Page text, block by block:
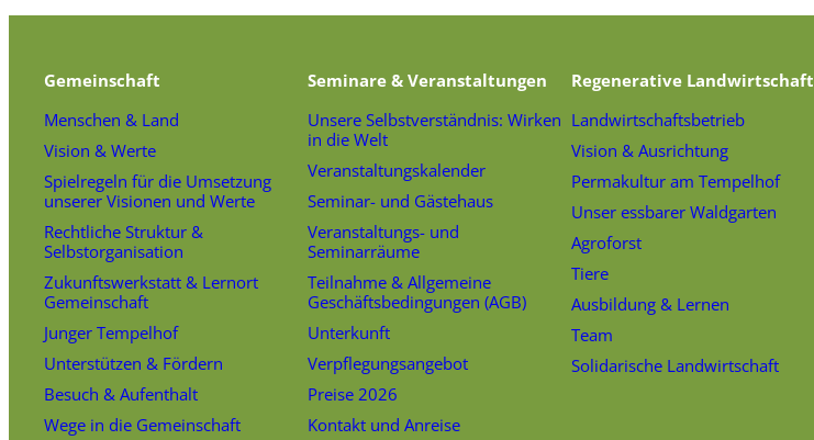
Gemeinschaft
Menschen & Land
Vision & Werte
Spielregeln für die Umsetzung
unserer Visionen und Werte
Rechtliche Struktur &
Selbstorganisation
Zukunftswerkstatt & Lernort
Gemeinschaft
Junger Tempelhof
Unterstützen & Fördern
Besuch & Aufenthalt
Wege in die Gemeinschaft
Seminare & Veranstaltungen
Unsere Selbstverständnis: Wirken
in die Welt
Veranstaltungskalender
Seminar- und Gästehaus
Veranstaltungs- und
Seminarräume
Teilnahme & Allgemeine
Geschäftsbedingungen (AGB)
Unterkunft
Verpflegungsangebot
Preise 2026
Kontakt und Anreise
Regenerative Landwirtschaft
Landwirtschaftsbetrieb
Vision & Ausrichtung
Permakultur am Tempelhof
Unser essbarer Waldgarten
Agroforst
Tiere
Ausbildung & Lernen
Team
Solidarische Landwirtschaft